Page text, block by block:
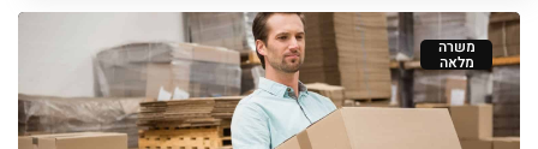
משרה
מלאה